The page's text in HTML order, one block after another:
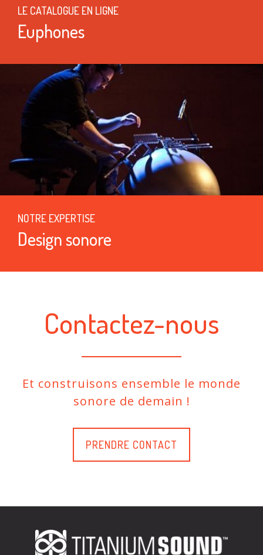
LE CATALOGUE EN LIGNE
Euphones
NOTRE EXPERTISE
Design sonore
Contactez-nous
Et construisons ensemble le monde
sonore de demain !
PRENDRE CONTACT